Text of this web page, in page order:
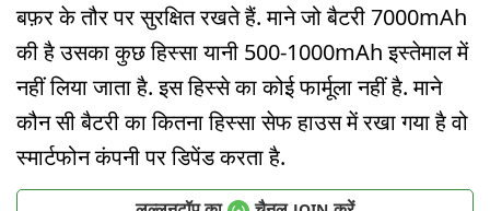
बफ़र के तौर पर सुरक्षित रखते हैं. माने जो बैटरी 7000mAh
की है उसका कुछ हिस्सा यानी 500-1000mAh इस्तेमाल में
नहीं लिया जाता है. इस हिस्से का कोई फार्मूला नहीं है. माने
कौन सी बैटरी का कितना हिस्सा सेफ हाउस में रखा गया है वो
स्मार्टफोन कंपनी पर डिपेंड करता है.